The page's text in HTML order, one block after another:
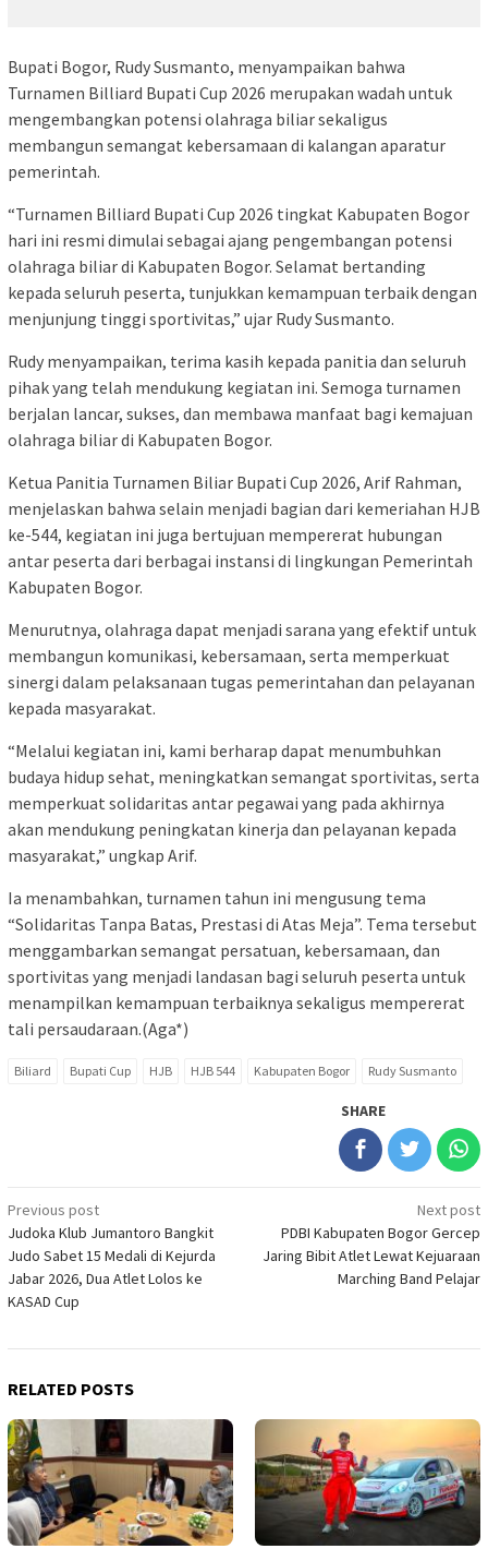
Bupati Bogor, Rudy Susmanto, menyampaikan bahwa
Turnamen Billiard Bupati Cup 2026 merupakan wadah untuk
mengembangkan potensi olahraga biliar sekaligus
membangun semangat kebersamaan di kalangan aparatur
pemerintah.
“Turnamen Billiard Bupati Cup 2026 tingkat Kabupaten Bogor
hari ini resmi dimulai sebagai ajang pengembangan potensi
olahraga biliar di Kabupaten Bogor. Selamat bertanding
kepada seluruh peserta, tunjukkan kemampuan terbaik dengan
menjunjung tinggi sportivitas,” ujar Rudy Susmanto.
Rudy menyampaikan, terima kasih kepada panitia dan seluruh
pihak yang telah mendukung kegiatan ini. Semoga turnamen
berjalan lancar, sukses, dan membawa manfaat bagi kemajuan
olahraga biliar di Kabupaten Bogor.
Ketua Panitia Turnamen Biliar Bupati Cup 2026, Arif Rahman,
menjelaskan bahwa selain menjadi bagian dari kemeriahan HJB
ke-544, kegiatan ini juga bertujuan mempererat hubungan
antar peserta dari berbagai instansi di lingkungan Pemerintah
Kabupaten Bogor.
Menurutnya, olahraga dapat menjadi sarana yang efektif untuk
membangun komunikasi, kebersamaan, serta memperkuat
sinergi dalam pelaksanaan tugas pemerintahan dan pelayanan
kepada masyarakat.
“Melalui kegiatan ini, kami berharap dapat menumbuhkan
budaya hidup sehat, meningkatkan semangat sportivitas, serta
memperkuat solidaritas antar pegawai yang pada akhirnya
akan mendukung peningkatan kinerja dan pelayanan kepada
masyarakat,” ungkap Arif.
Ia menambahkan, turnamen tahun ini mengusung tema
“Solidaritas Tanpa Batas, Prestasi di Atas Meja”. Tema tersebut
menggambarkan semangat persatuan, kebersamaan, dan
sportivitas yang menjadi landasan bagi seluruh peserta untuk
menampilkan kemampuan terbaiknya sekaligus mempererat
tali persaudaraan.(Aga*)
Biliard Bupati Cup HJB HJB 544 Kabupaten Bogor Rudy Susmanto
SHARE
Post
navigation
Previous post
Judoka Klub Jumantoro Bangkit
Judo Sabet 15 Medali di Kejurda
Jabar 2026, Dua Atlet Lolos ke
KASAD Cup
Next post
PDBI Kabupaten Bogor Gercep
Jaring Bibit Atlet Lewat Kejuaraan
Marching Band Pelajar
RELATED POSTS